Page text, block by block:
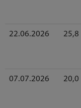
22.06.2026 25,8
07.07.2026 20,0